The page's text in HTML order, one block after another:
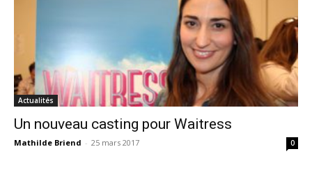
Actualités
Un nouveau casting pour Waitress
Mathilde Briend - 25 mars 2017 0